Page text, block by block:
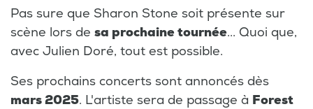
Pas sure que Sharon Stone soit présente sur
scène lors de sa prochaine tournée... Quoi que,
avec Julien Doré, tout est possible.
Ses prochains concerts sont annoncés dès
mars 2025. L'artiste sera de passage à Forest